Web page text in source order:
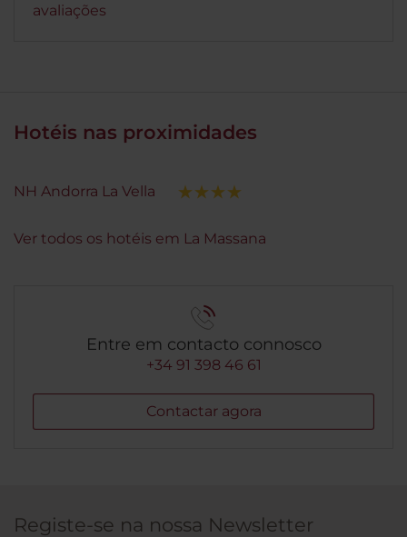
avaliações
Hotéis nas proximidades
NH Andorra La Vella
Ver todos os hotéis em La Massana
Entre em contacto connosco
+34 91 398 46 61
Contactar agora
Registe-se na nossa Newsletter